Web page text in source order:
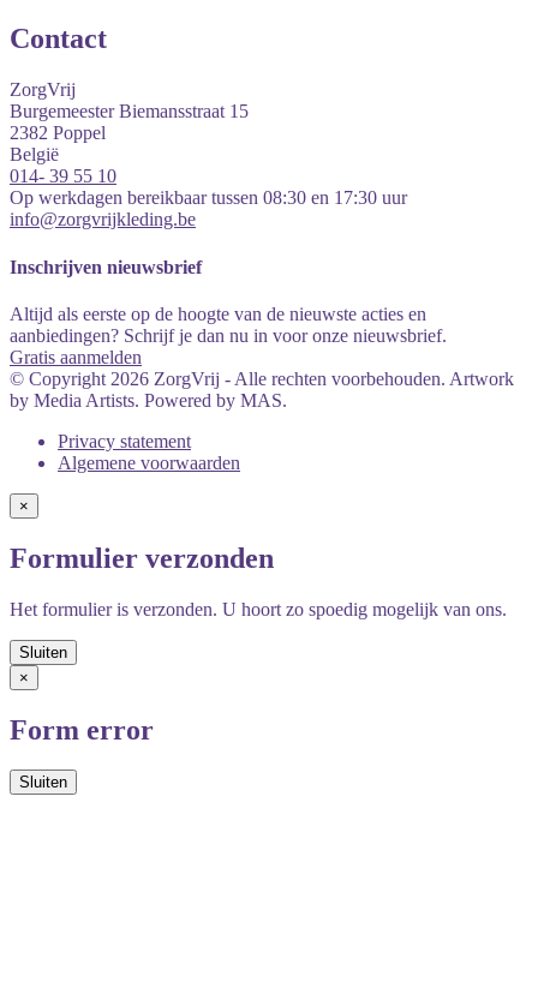
Contact
ZorgVrij
Burgemeester Biemansstraat 15
2382 Poppel
België
014- 39 55 10
Op werkdagen bereikbaar tussen 08:30 en 17:30 uur
info@zorgvrijkleding.be
Inschrijven nieuwsbrief
Altijd als eerste op de hoogte van de nieuwste acties en
aanbiedingen? Schrijf je dan nu in voor onze nieuwsbrief.
Gratis aanmelden
© Copyright 2026 ZorgVrij - Alle rechten voorbehouden. Artwork
by Media Artists. Powered by MAS.
Privacy statement
Algemene voorwaarden
×
Formulier verzonden
Het formulier is verzonden. U hoort zo spoedig mogelijk van ons.
×
Form error